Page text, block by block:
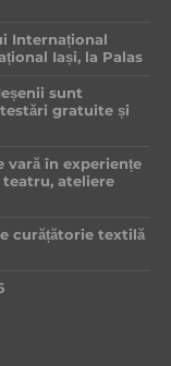
Internațional
Iași, la Palas
sunt
gratuite și
vară în experiențe
teatru, ateliere
curățătorie textilă